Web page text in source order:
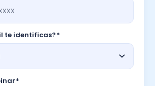
te identificas?*
*